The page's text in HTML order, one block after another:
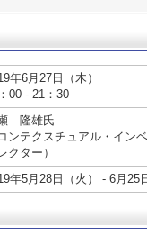
年6月27日（木）
00 - 21：30
隆雄氏
コンテクスチュアル・イ
クター）
年5月28日（火） - 6月25